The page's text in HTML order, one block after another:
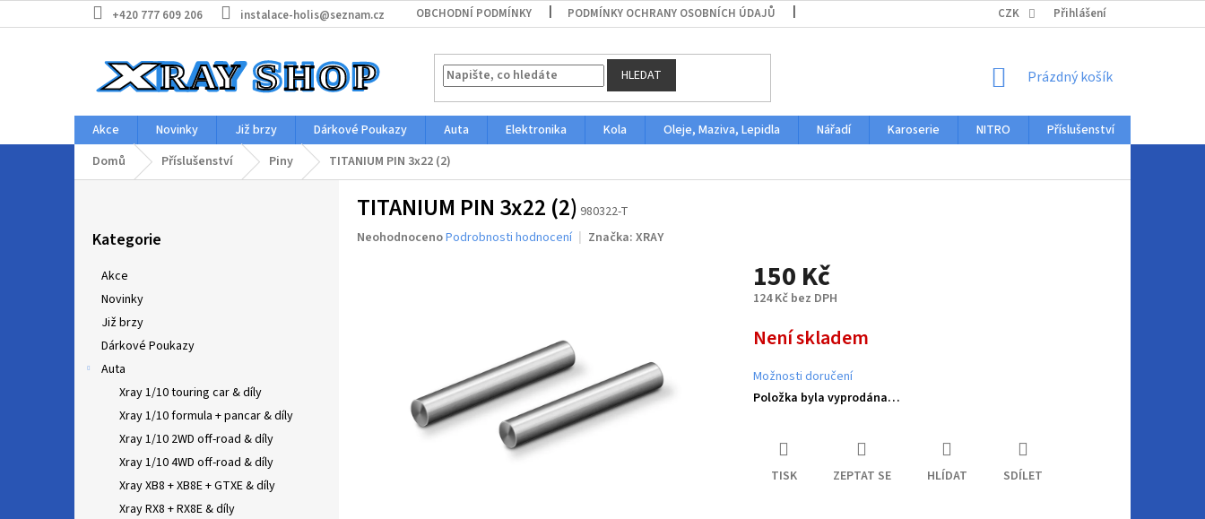
na
+420 777 609 206 instalace-holis@seznam.cz OBCHODNÍ PODMÍNKY PODMÍNKY OCHRANY OSOBNÍCH ÚDAJŮ CZK Přihlášení
HLEDAT
NÁKUPNÍ
Prázdný košík
Akce Novinky Již brzy Dárkové Poukazy Auta Elektronika Kola Oleje, Maziva, Lepidla Nářadí Karoserie NITRO Příslušenství
Domů
Příslušenství Piny TITANIUM PIN 3x22 (2)
kategorie
Kategorie
Akce
Novinky
Již brzy
Dárkové Poukazy
Auta
Xray 1/10 touring car & díly
Xray 1/10 formula + pancar & díly
Xray 1/10 2WD off-road & díly
Xray 1/10 4WD off-road & díly
Xray XB8 + XB8E + GTXE & díly
Xray RX8 + RX8E & díly
TITANIUM PIN 3x22 (2) 980322-T
Průměrné
NeohodnocenoPodrobnosti hodnocení Značka: XRAY
150 Kč
124 Kč bez DPH
cena:
Není skladem
Možnosti doručení
Položka byla vyprodána…
TISK ZEPTAT SE HLÍDAT SDÍLET